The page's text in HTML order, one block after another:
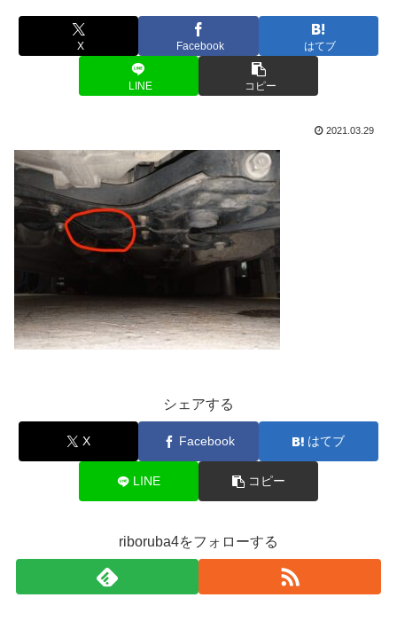
X Facebook はてブ
LINE コピー
2021.03.29
シェアする
X Facebook はてブ
LINE コピー
riboruba4をフォローする